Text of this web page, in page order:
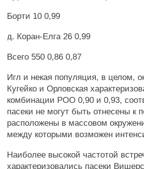
Борти 10 0,99
д. Коран-Елга 26 0,99
Всего 550 0,86 0,87
Игл и некая популяция, в целом,
Кугейко и Орловская
комбинации РОО 0,90 и 0,93,
пасеки не могут быть отнесены к
расположены в массовом
между которыми возможен
Наиболее высокой частотой
характеризовались пасеки